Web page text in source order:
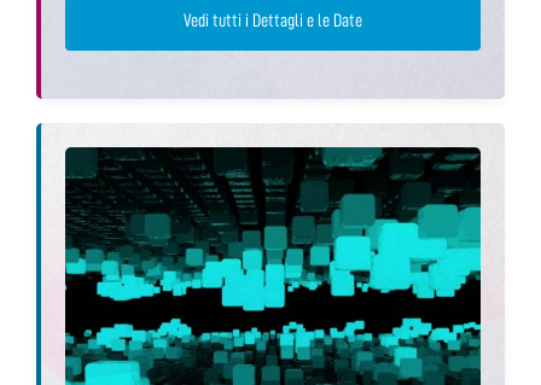
Vedi tutti i Dettagli e le Date